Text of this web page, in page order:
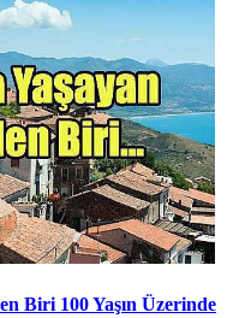
Biri 100 Yaşın Üzerinde